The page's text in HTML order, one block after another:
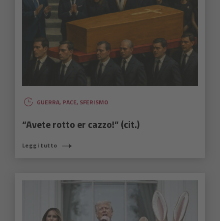
GUERRA, PACE, SFERISMO
“Avete rotto er cazzo!” (cit.)
Leggi tutto